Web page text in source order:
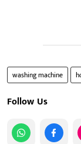
washing machine
Follow Us